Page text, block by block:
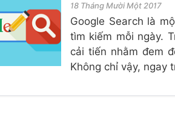
18 Tháng Mười Một 2017
Google Search là
tìm kiếm mỗi ngày.
cải tiến nhằm đem
Không chỉ vậy, ngay